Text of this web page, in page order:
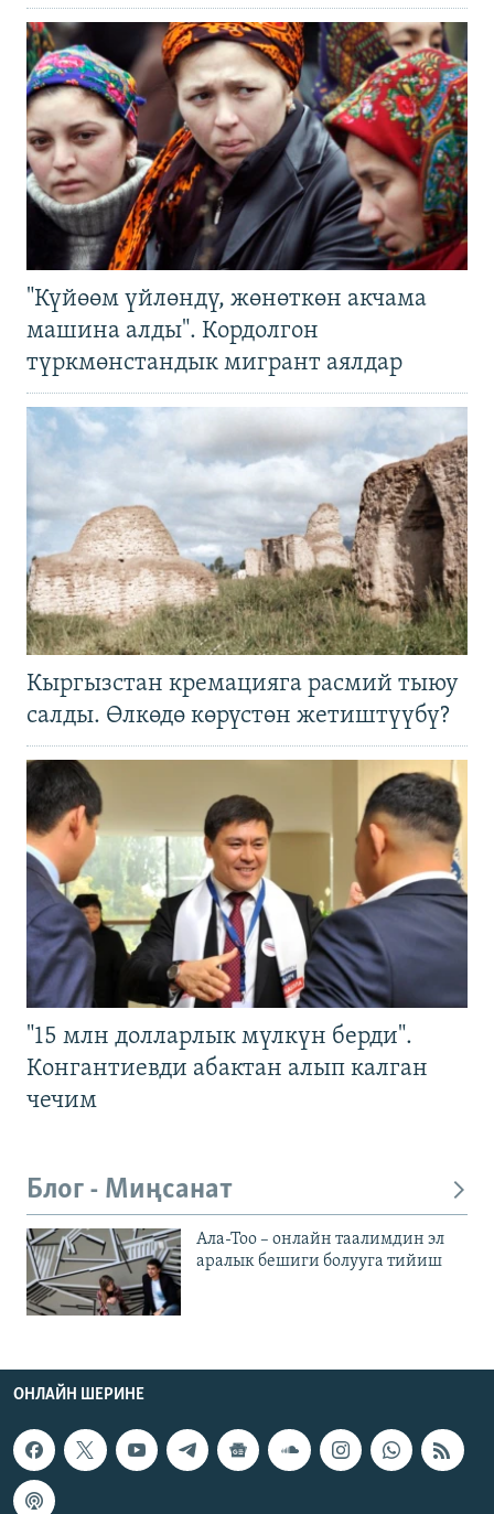
"Күйөөм үйлөндү, жөнөткөн акчама
машина алды". Кордолгон
түркмөнстандык мигрант аялдар
Кыргызстан кремацияга расмий тыюу
салды. Өлкөдө көрүстөн жетиштүүбү?
"15 млн долларлык мүлкүн берди".
Конгантиевди абактан алып калган
чечим
Блог - Миңсанат
Ала-Тоо – онлайн таалимдин эл
аралык бешиги болууга тийиш
ОНЛАЙН ШЕРИНЕ